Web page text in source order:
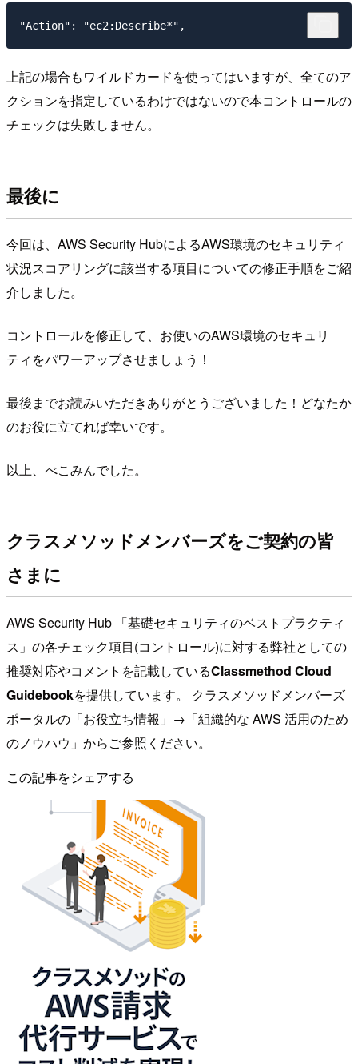
上記の場合もワイルドカードを使ってはいますが、全てのア
クションを指定しているわけではないので本コントロールの
チェックは失敗しません。
最後に
今回は、AWS Security HubによるAWS環境のセキュリティ
状況スコアリングに該当する項目についての修正手順をご紹
介しました。
コントロールを修正して、お使いのAWS環境のセキュリ
ティをパワーアップさせましょう！
最後までお読みいただきありがとうございました！どなたか
のお役に立てれば幸いです。
以上、べこみんでした。
クラスメソッドメンバーズをご契約の皆
さまに
AWS Security Hub 「基礎セキュリティのベストプラクティ
ス」の各チェック項目(コントロール)に対する弊社としての
推奨対応やコメントを記載しているClassmethod Cloud
Guidebookを提供しています。 クラスメソッドメンバーズ
ポータルの「お役立ち情報」→「組織的な AWS 活用のため
のノウハウ」からご参照ください。
この記事をシェアする